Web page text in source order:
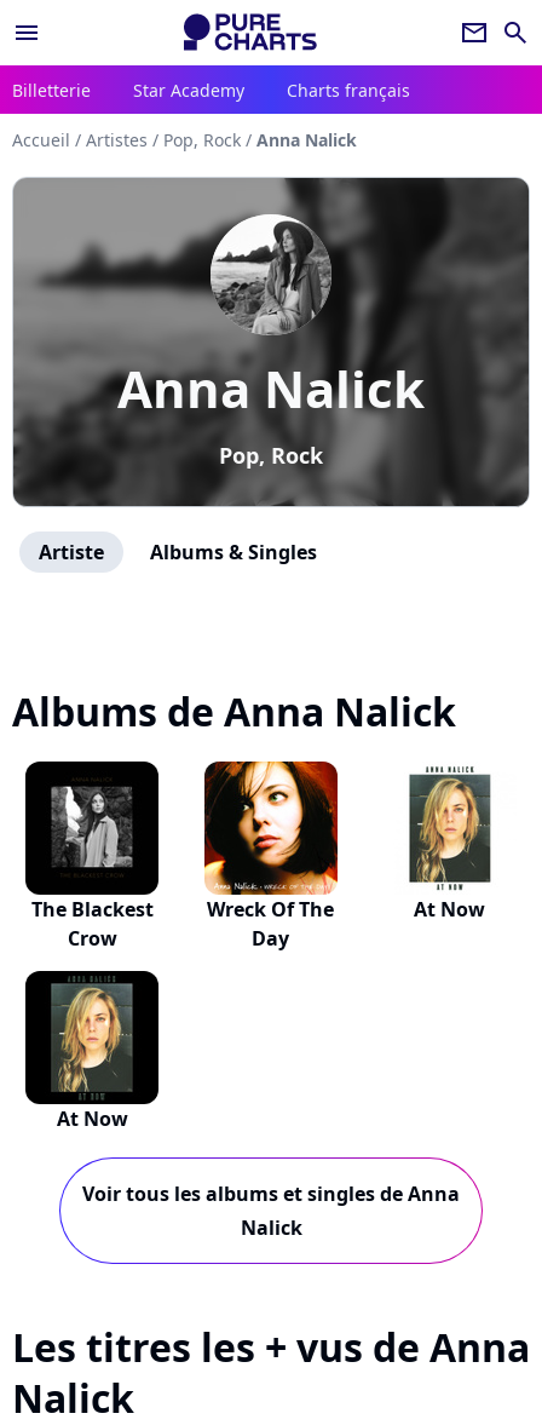
menu newsletter search
Billetterie Star Academy Charts français
Accueil / Artistes / Pop, Rock / Anna Nalick
Anna Nalick
Pop, Rock
Artiste Albums & Singles
Albums de Anna Nalick
The Blackest
Crow
Wreck Of The
Day
At Now
At Now
Voir tous les albums et singles de Anna
Nalick
Les titres les + vus de Anna
Nalick